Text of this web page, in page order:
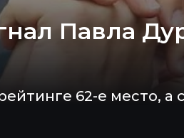
Павла
62-е место,